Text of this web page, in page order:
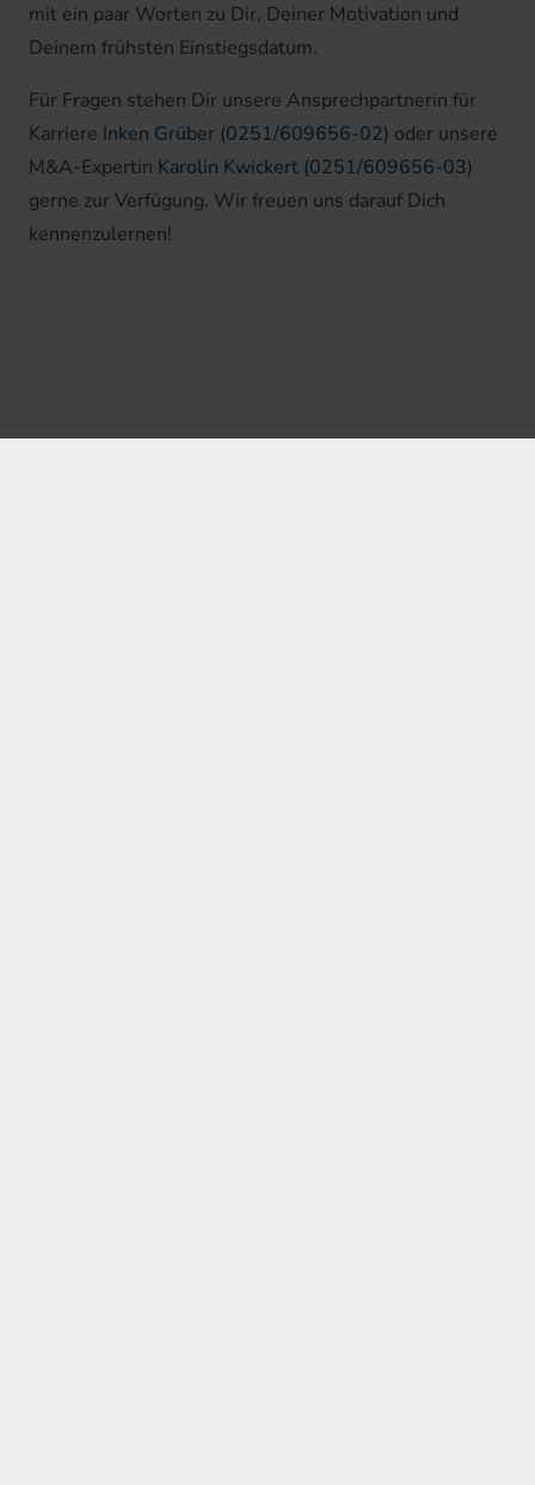
mit ein paar Worten zu Dir, Deiner Motivation und
Deinem frühsten Einstiegsdatum.
Für Fragen stehen Dir unsere Ansprechpartnerin für
Karriere Inken Grüber (0251/609656-02) oder unsere
M&A-Expertin Karolin Kwickert (0251/609656-03)
gerne zur Verfügung. Wir freuen uns darauf Dich
kennenzulernen!